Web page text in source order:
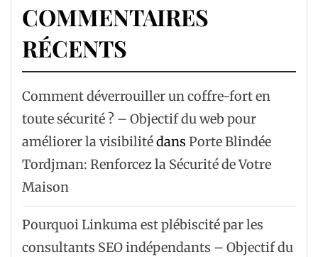
COMMENTAIRES
RÉCENTS
Comment déverrouiller un coffre-fort en
toute sécurité ? – Objectif du web pour
améliorer la visibilitédans Porte Blindée
Tordjman: Renforcez la Sécurité de Votre
Maison
Pourquoi Linkuma est plébiscité par les
consultants SEO indépendants – Objectif du